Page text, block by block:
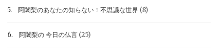
5. 阿闍梨のあなたの知らない！不思議な世界 (8)
6. 阿闍梨の 今日の仏言 (25)